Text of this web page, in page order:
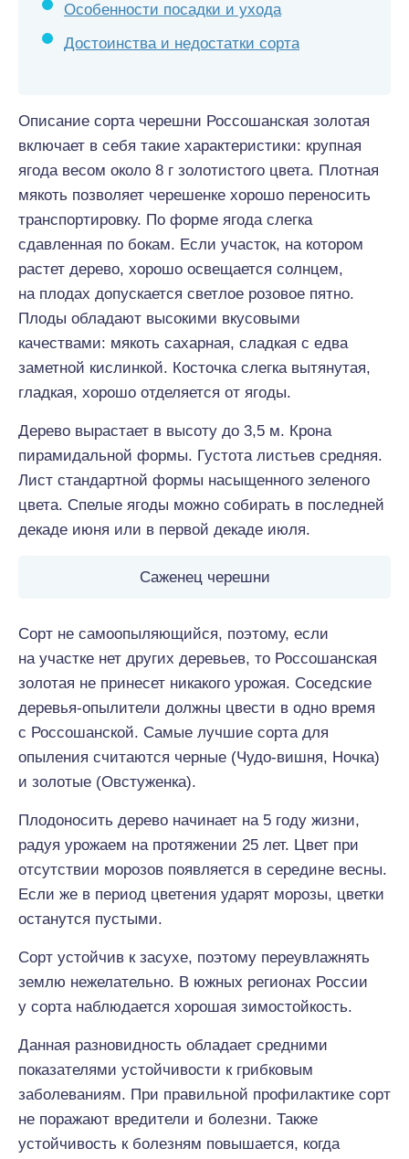
Особенности посадки и ухода
Достоинства и недостатки сорта
Описание сорта черешни Россошанская золотая
включает в себя такие характеристики: крупная
ягода весом около 8 г золотистого цвета. Плотная
мякоть позволяет черешенке хорошо переносить
транспортировку. По форме ягода слегка
сдавленная по бокам. Если участок, на котором
растет дерево, хорошо освещается солнцем,
на плодах допускается светлое розовое пятно.
Плоды обладают высокими вкусовыми
качествами: мякоть сахарная, сладкая с едва
заметной кислинкой. Косточка слегка вытянутая,
гладкая, хорошо отделяется от ягоды.
Дерево вырастает в высоту до 3,5 м. Крона
пирамидальной формы. Густота листьев средняя.
Лист стандартной формы насыщенного зеленого
цвета. Спелые ягоды можно собирать в последней
декаде июня или в первой декаде июля.
Саженец черешни
Сорт не самоопыляющийся, поэтому, если
на участке нет других деревьев, то Россошанская
золотая не принесет никакого урожая. Соседские
деревья-опылители должны цвести в одно время
с Россошанской. Самые лучшие сорта для
опыления считаются черные (Чудо-вишня, Ночка)
и золотые (Овстуженка).
Плодоносить дерево начинает на 5 году жизни,
радуя урожаем на протяжении 25 лет. Цвет при
отсутствии морозов появляется в середине весны.
Если же в период цветения ударят морозы, цветки
останутся пустыми.
Сорт устойчив к засухе, поэтому переувлажнять
землю нежелательно. В южных регионах России
у сорта наблюдается хорошая зимостойкость.
Данная разновидность обладает средними
показателями устойчивости к грибковым
заболеваниям. При правильной профилактике сорт
не поражают вредители и болезни. Также
устойчивость к болезням повышается, когда